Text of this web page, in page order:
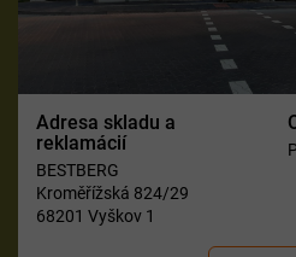
Adresa skladu a
reklamácií
BESTBERG
Kroměřížská 824/29
68201 Vyškov 1